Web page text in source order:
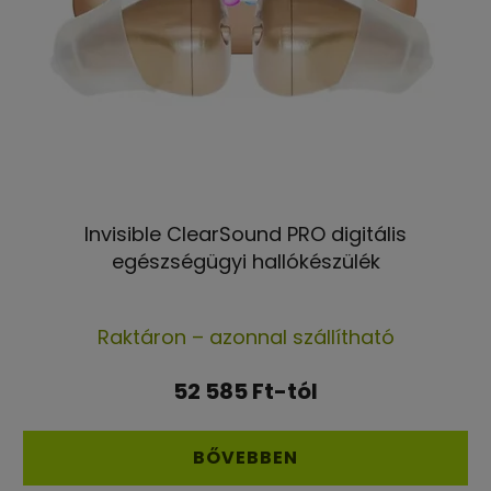
Invisible ClearSound PRO digitális
egészségügyi hallókészülék
termék
átlagos
5-
ből
Raktáron – azonnal szállítható
52 585 Ft-tól
BŐVEBBEN